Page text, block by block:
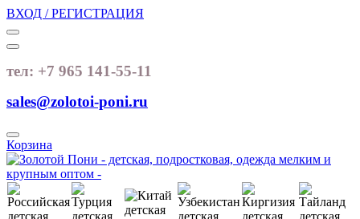
ВХОД / РЕГИСТРАЦИЯ
тел: +7 965 141-55-11
sales@zolotoi-poni.ru
Корзина